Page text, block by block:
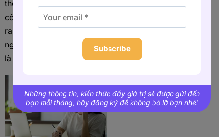
thể. Đây là điều giúp các
công ty săn đầu người tìm
ra “mảnh ghép còn thiếu”
ngay cả khi họ không phải
là một phần của câu đố đó.
Subscribe
Những thông tin, kiến thức đầy giá trị sẽ được gửi đến
bạn mỗi tháng, hãy đăng ký để không bỏ lỡ bạn nhé!